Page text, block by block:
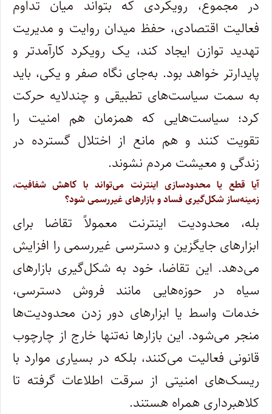
در مجموع، رویکردی که بتواند میان تداوم
فعالیت اقتصادی، حفظ میدان روایت و مدیریت
تهدید توازن ایجاد کند، یک رویکرد کارآمدتر و
پایدارتر خواهد بود. به‌جای نگاه صفر و یکی، باید
به سمت سیاست‌های تطبیقی و چندلایه حرکت
کرد؛ سیاست‌هایی که همزمان هم امنیت را
تقویت کنند و هم مانع از اختلال گسترده در
زندگی و معیشت مردم نشوند.
آیا قطع یا محدودسازی اینترنت می‌تواند با کاهش شفافیت،
زمینه‌ساز شکل‌گیری فساد و بازارهای غیررسمی شود؟
بله، محدودیت اینترنت معمولاً تقاضا برای
ابزارهای جایگزین و دسترسی غیررسمی را افزایش
می‌دهد. این تقاضا، خود به شکل‌گیری بازارهای
سیاه در حوزه‌هایی مانند فروش دسترسی،
خدمات واسط یا ابزارهای دور زدن محدودیت‌ها
منجر می‌شود. این بازارها نه‌تنها خارج از چارچوب
قانونی فعالیت می‌کنند، بلکه در بسیاری موارد با
ریسک‌های امنیتی از سرقت اطلاعات گرفته تا
کلاهبرداری همراه هستند.